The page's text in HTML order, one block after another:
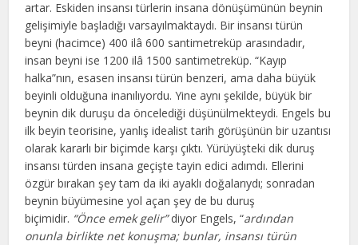
artar. Eskiden insansı türlerin insana dönüşümünün beynin
gelişimiyle başladığı varsayılmaktaydı. Bir insansı türün
beyni (hacimce) 400 ilâ 600 santimetreküp arasındadır,
insan beyni ise 1200 ilâ 1500 santimetreküp. “Kayıp
halka”nın, esasen insansı türün benzeri, ama daha büyük
beyinli olduğuna inanılıyordu. Yine aynı şekilde, büyük bir
beynin dik duruşu da öncelediği düşünülmekteydi. Engels bu
ilk beyin teorisine, yanlış idealist tarih görüşünün bir uzantısı
olarak kararlı bir biçimde karşı çıktı. Yürüyüşteki dik duruş
insansı türden insana geçişte tayin edici adımdı. Ellerini
özgür bırakan şey tam da iki ayaklı doğalarıydı; sonradan
beynin büyümesine yol açan şey de bu duruş
biçimidir. “Önce emek gelir”diyor Engels, “ardından
onunla birlikte net konuşma; bunlar, insansı türün